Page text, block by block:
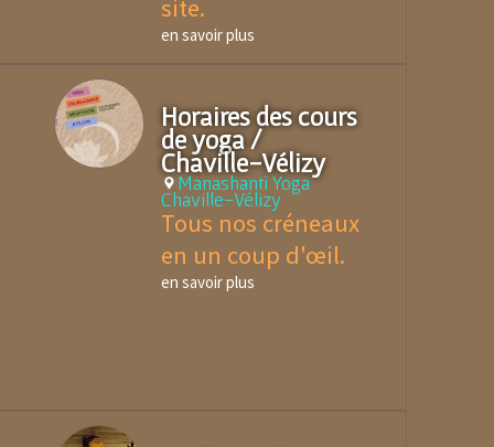
site.
en savoir plus
Horaires des cours
de yoga /
Chaville-Vélizy
Manashanti Yoga
Chaville-Vélizy
Tous nos créneaux
en un coup d'œil.
en savoir plus